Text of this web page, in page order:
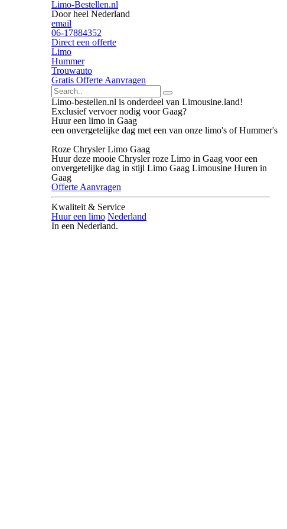
Limo-Bestellen.nl
Door heel Nederland
email
06-17884352
Direct een offerte
Limo
Hummer
Trouwauto
Gratis Offerte Aanvragen
Limo-bestellen.nl is onderdeel van Limousine.land!
Exclusief vervoer nodig voor Gaag?
Huur een limo in Gaag
een onvergetelijke dag met een van onze limo's of Hummer's
Roze Chrysler Limo Gaag
Huur deze mooie Chrysler roze Limo in Gaag voor een
onvergetelijke dag in stijl Limo Gaag Limousine Huren in
Gaag
Offerte Aanvragen
Kwaliteit & Service
Huur een limo Nederland
In een Nederland.